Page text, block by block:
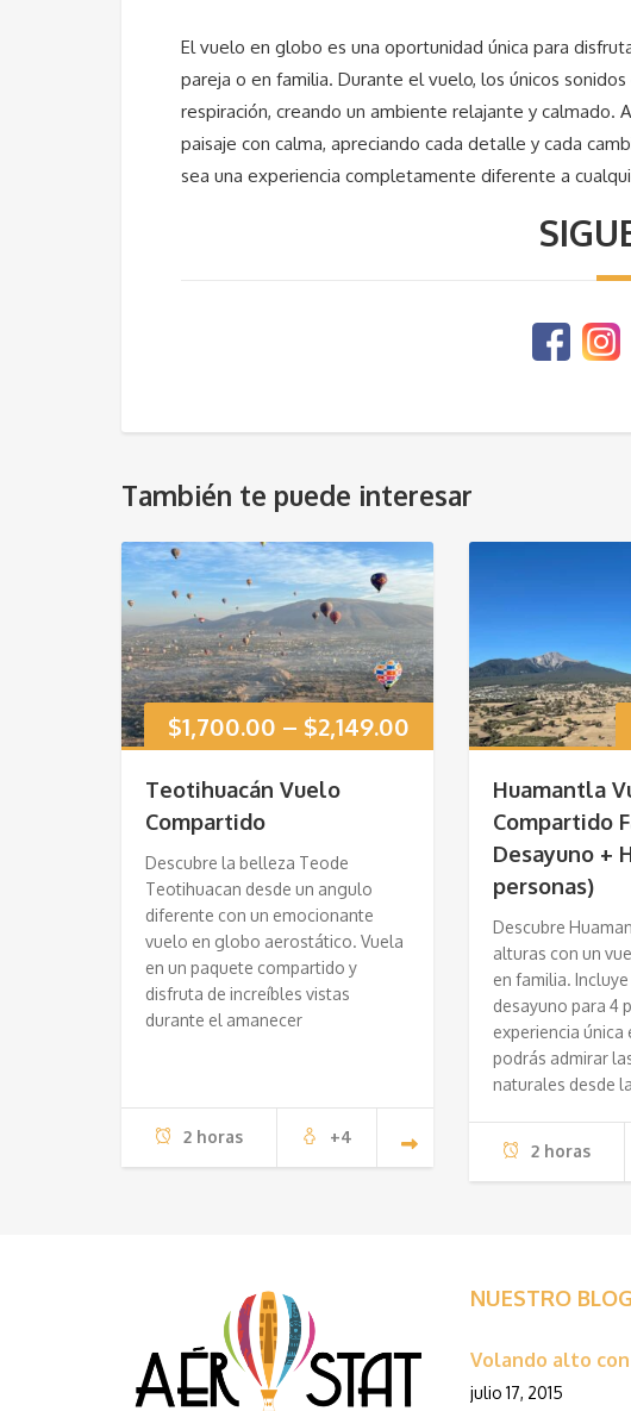
El vuelo en globo es una oportunidad única para
pareja o en familia. Durante el vuelo, los únicos
respiración, creando un ambiente relajante y
paisaje con calma, apreciando cada detalle y cada
sea una experiencia completamente diferente a
También te puede interesar
$1,700.00 – $2,149.00
Teotihuacán Vuelo
Compartido
Descubre la belleza Teode
Teotihuacan desde un angulo
diferente con un emocionante
vuelo en globo aerostático. Vuela
en un paquete compartido y
disfruta de increíbles vistas
durante el amanecer
2 horas +4
Huamantla
Compartido
Desayuno +
personas)
Descubre
alturas con un
en familia.
desayuno para 4
experiencia única
podrás admirar
naturales desde
2 horas
NUESTRO BLOG
Volando alto
julio 17, 2015